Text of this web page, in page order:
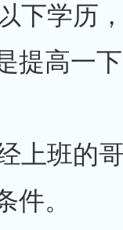
下学历
提高一
上班的
件。